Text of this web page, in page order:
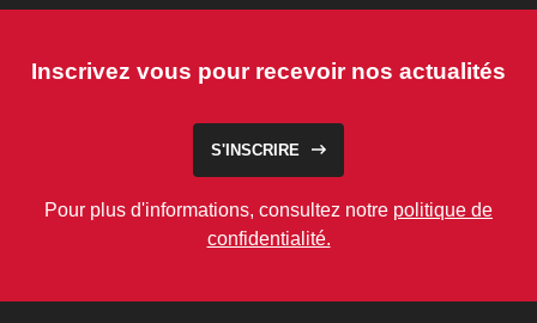
Inscrivez vous pour recevoir nos actualités
S'INSCRIRE
Pour plus d'informations, consultez notre politique de
confidentialité.